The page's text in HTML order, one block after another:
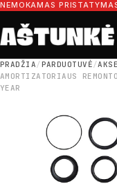
Pereiti prie turinio
NEMOKAMAS
Ieškoti dalių
Ieškoti
PRADŽIA/PARDUOTUVĖ/
AMORTIZATORIAUS
YEAR